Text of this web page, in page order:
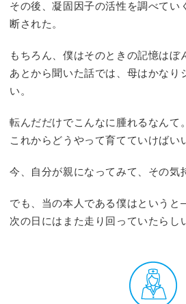
その後、凝固因子の活性を調べてい
断された。
もちろん、僕はそのときの記憶はぼ
あとから聞いた話では、母はかなり
い。
転んだだけでこんなに腫れるなんて。
これからどうやって育てていけばい
今、自分が親になってみて、その気
でも、当の本人である僕はという
次の日にはまた走り回っていたらし